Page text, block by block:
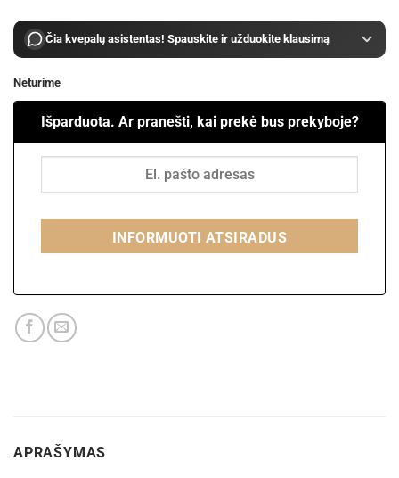
Čia kvepalų asistentas! Spauskite ir užduokite klausimą
Neturime
Išparduota. Ar pranešti, kai prekė bus prekyboje?
INFORMUOTI ATSIRADUS
APRAŠYMAS